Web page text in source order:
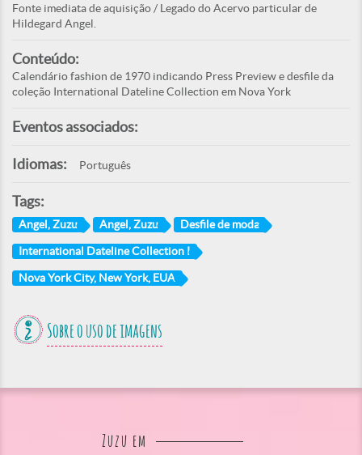
Fonte imediata de aquisição / Legado do Acervo particular de
Hildegard Angel.
Conteúdo:
Calendário fashion de 1970 indicando Press Preview e desfile da
coleção International Dateline Collection em Nova York
Eventos associados:
Idiomas: Português
Tags:
Angel, Zuzu Angel, Zuzu Desfile de moda
International Dateline Collection I
Nova York City, New York, EUA
Sobre o uso de imagens
Zuzu em